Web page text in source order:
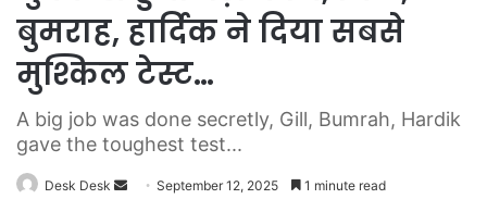
बुमराह, हार्दिक ने दिया सबसे
मुश्किल टेस्ट…
A big job was done secretly, Gill, Bumrah, Hardik
gave the toughest test...
Desk Desk
SendSeptember 12, 2025 1 minute read